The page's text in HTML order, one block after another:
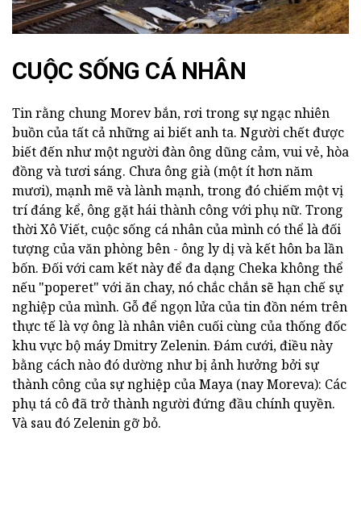
CUỘC SỐNG CÁ NHÂN
Tin rằng chung Morev bắn, rơi trong sự ngạc nhiên
buồn của tất cả những ai biết anh ta. Người chết được
biết đến như một người đàn ông dũng cảm, vui vẻ, hòa
đồng và tươi sáng. Chưa ông già (một ít hơn năm
mươi), mạnh mẽ và lành mạnh, trong đó chiếm một vị
trí đáng kể, ông gặt hái thành công với phụ nữ. Trong
thời Xô Viết, cuộc sống cá nhân của mình có thể là đối
tượng của văn phòng bên - ông ly dị và kết hôn ba lần
bốn. Đối với cam kết này để đa dạng Cheka không thể
nếu "poperet" với ăn chay, nó chắc chắn sẽ hạn chế sự
nghiệp của mình. Gỗ để ngọn lửa của tin đồn ném trên
thực tế là vợ ông là nhân viên cuối cùng của thống đốc
khu vực bộ máy Dmitry Zelenin. Đám cưới, điều này
bằng cách nào đó dường như bị ảnh hưởng bởi sự
thành công của sự nghiệp của Maya (nay Moreva): Các
phụ tá cô đã trở thành người đứng đầu chính quyền.
Và sau đó Zelenin gỡ bỏ.